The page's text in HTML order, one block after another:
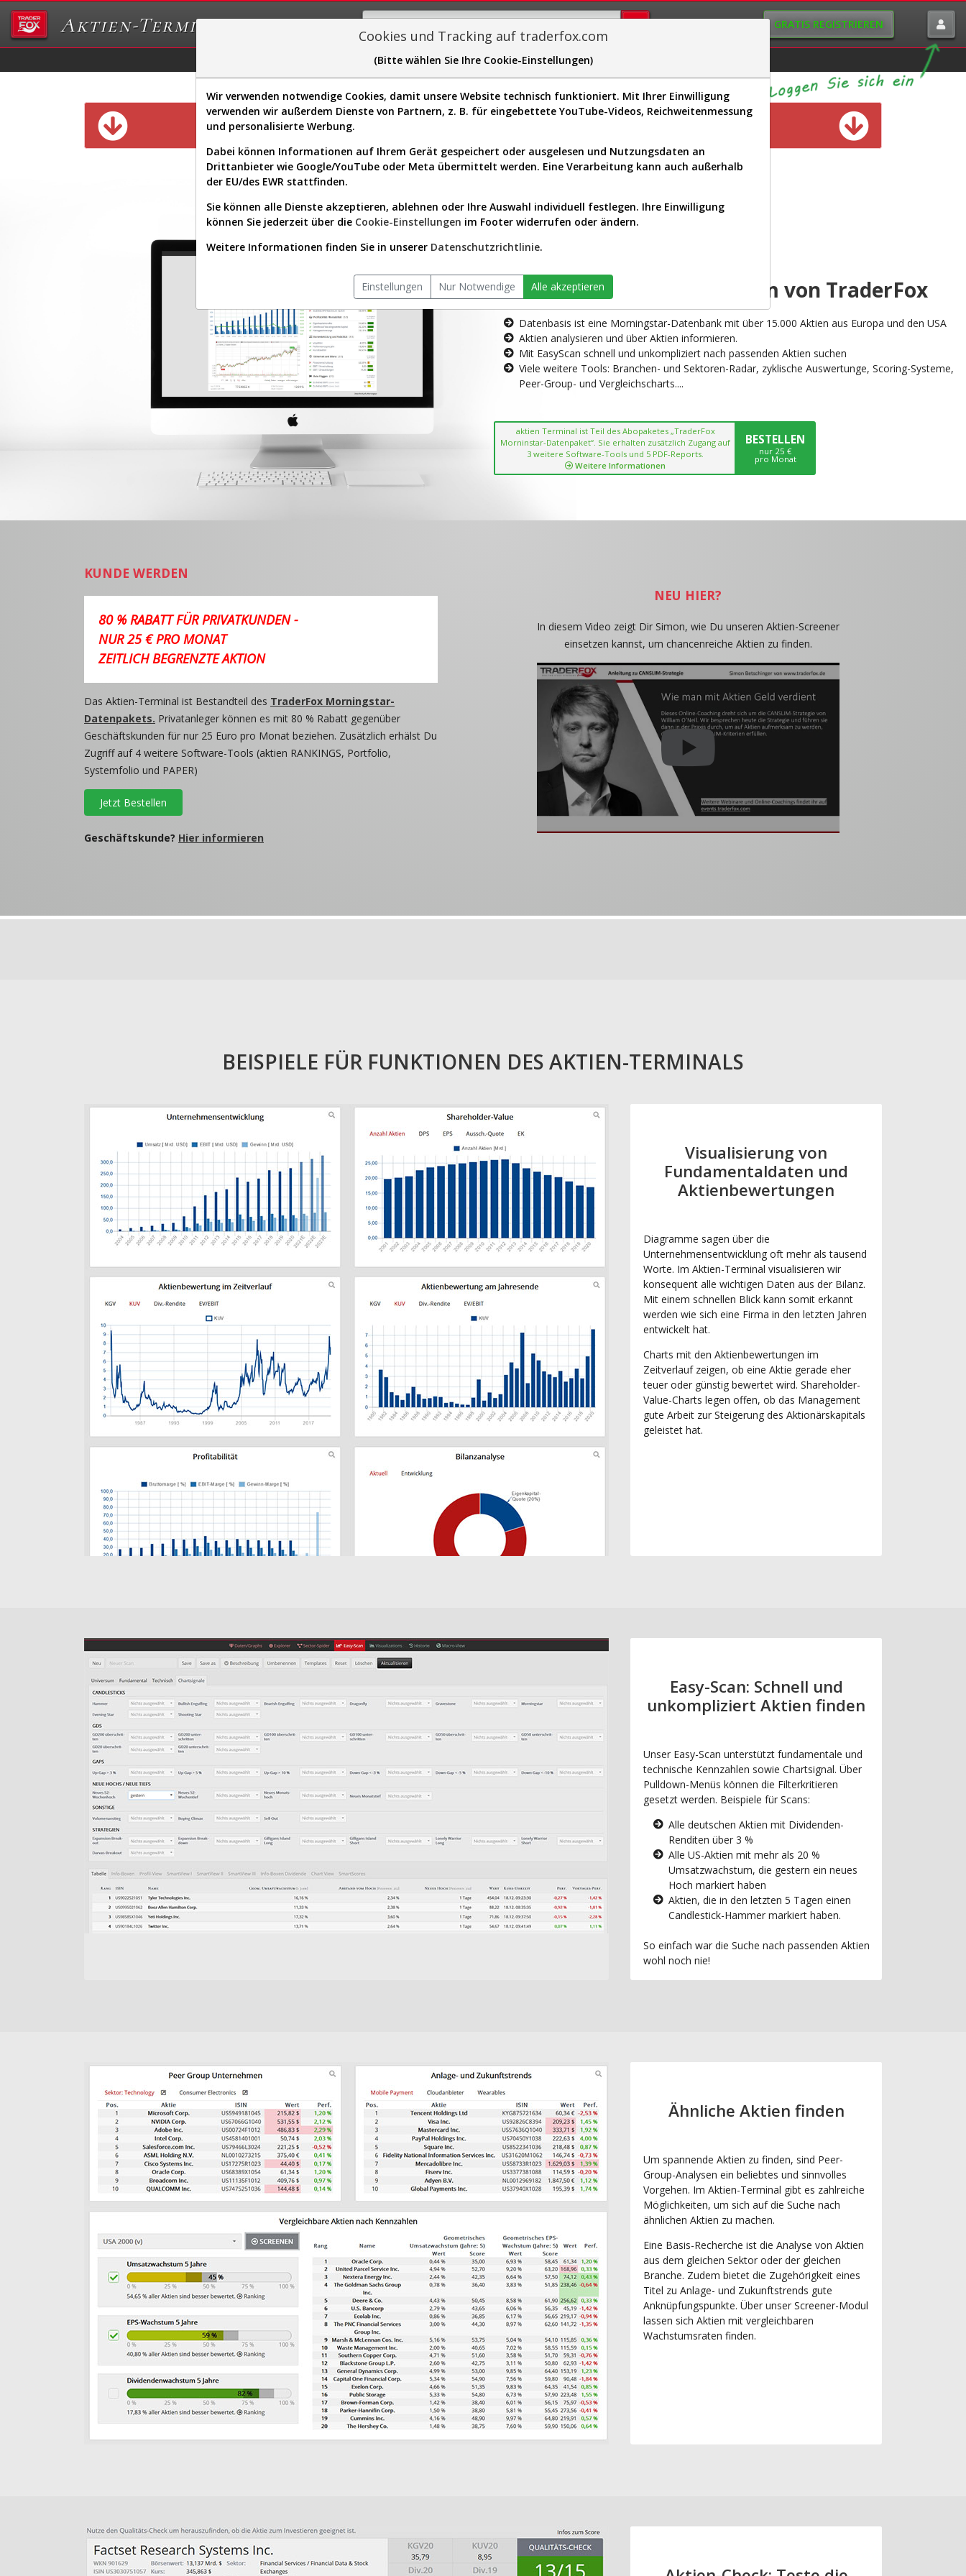
Aktien-Terminal GRATIS REGISTRIEREN
Sector-Spider Easy-Scan Visualizations
Diese Funktion ist nur für Premium-Kunden verfügbar
AKTIEN-TERMINAL
Die Aktienanalyse-Plattform von TraderFox
Datenbasis ist eine Morningstar-Datenbank mit über 15.000 Aktien aus Europa und den USA
Aktien analysieren und über Aktien informieren.
Mit EasyScan schnell und unkompliziert nach passenden Aktien suchen
Viele weitere Tools: Branchen- und Sektoren-Radar, zyklische Auswertunge, Scoring-Systeme,
Peer-Group- und Vergleichscharts....
aktien Terminal ist Teil des Abopaketes „TraderFox
Morninstar-Datenpaket“. Sie erhalten zusätzlich Zugang auf
3 weitere Software-Tools und 5 PDF-Reports.
Weitere Informationen
BESTELLEN
nur 25 €
pro Monat
KUNDE WERDEN
80 % RABATT FÜR PRIVATKUNDEN -
NUR 25 € PRO MONAT
ZEITLICH BEGRENZTE AKTION
Das Aktien-Terminal ist Bestandteil des TraderFox Morningstar-
Datenpakets. Privatanleger können es mit 80 % Rabatt gegenüber
Geschäftskunden für nur 25 Euro pro Monat beziehen. Zusätzlich erhälst Du
Zugriff auf 4 weitere Software-Tools (aktien RANKINGS, Portfolio,
Systemfolio und PAPER)
Jetzt Bestellen
Geschäftskunde? Hier informieren
NEU HIER?
In diesem Video zeigt Dir Simon, wie Du unseren Aktien-Screener
einsetzen kannst, um chancenreiche Aktien zu finden.
BEISPIELE FÜR FUNKTIONEN DES AKTIEN-TERMINALS
Visualisierung von
Fundamentaldaten und
Aktienbewertungen
Diagramme sagen über die
Unternehmensentwicklung oft mehr als tausend
Worte. Im Aktien-Terminal visualisieren wir
konsequent alle wichtigen Daten aus der Bilanz.
Mit einem schnellen Blick kann somit erkannt
werden wie sich eine Firma in den letzten Jahren
entwickelt hat.
Charts mit den Aktienbewertungen im
Zeitverlauf zeigen, ob eine Aktie gerade eher
teuer oder günstig bewertet wird. Shareholder-
Value-Charts legen offen, ob das Management
gute Arbeit zur Steigerung des Aktionärskapitals
geleistet hat.
Easy-Scan: Schnell und
unkompliziert Aktien finden
Unser Easy-Scan unterstützt fundamentale und
technische Kennzahlen sowie Chartsignal. Über
Pulldown-Menüs können die Filterkritieren
gesetzt werden. Beispiele für Scans:
Alle deutschen Aktien mit Dividenden-
Renditen über 3 %
Alle US-Aktien mit mehr als 20 %
Umsatzwachstum, die gestern ein neues
Hoch markiert haben
Aktien, die in den letzten 5 Tagen einen
Candlestick-Hammer markiert haben.
So einfach war die Suche nach passenden Aktien
wohl noch nie!
Ähnliche Aktien finden
Um spannende Aktien zu finden, sind Peer-
Group-Analysen ein beliebtes und sinnvolles
Vorgehen. Im Aktien-Terminal gibt es zahlreiche
Möglichkeiten, um sich auf die Suche nach
ähnlichen Aktien zu machen.
Eine Basis-Recherche ist die Analyse von Aktien
aus dem gleichen Sektor oder der gleichen
Branche. Zudem bietet die Zugehörigkeit eines
Titel zu Anlage- und Zukunftstrends gute
Anknüpfungspunkte. Über unser Screener-Modul
lassen sich Aktien mit vergleichbaren
Wachstumsraten finden.
Cookies und Tracking auf traderfox.com
(Bitte wählen Sie Ihre Cookie-Einstellungen)
Wir verwenden notwendige Cookies, damit unsere Website technisch funktioniert. Mit Ihrer Einwilligung
verwenden wir außerdem Dienste von Partnern, z. B. für eingebettete YouTube-Videos, Reichweitenmessung
und personalisierte Werbung.
Dabei können Informationen auf Ihrem Gerät gespeichert oder ausgelesen und Nutzungsdaten an
Drittanbieter wie Google/YouTube oder Meta übermittelt werden. Eine Verarbeitung kann auch außerhalb
der EU/des EWR stattfinden.
Sie können alle Dienste akzeptieren, ablehnen oder Ihre Auswahl individuell festlegen. Ihre Einwilligung
können Sie jederzeit über die Cookie-Einstellungen im Footer widerrufen oder ändern.
Weitere Informationen finden Sie in unserer Datenschutzrichtlinie.
Einstellungen Nur Notwendige Alle akzeptieren